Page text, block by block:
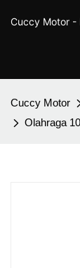
Cuccy Motor -
Cuccy Motor
Olahraga